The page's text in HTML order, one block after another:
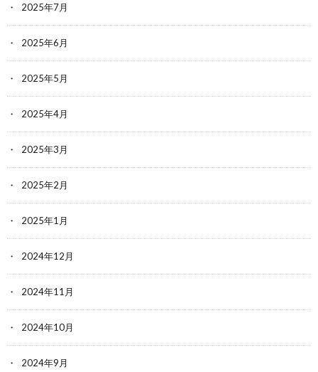
2025年7月
2025年6月
2025年5月
2025年4月
2025年3月
2025年2月
2025年1月
2024年12月
2024年11月
2024年10月
2024年9月